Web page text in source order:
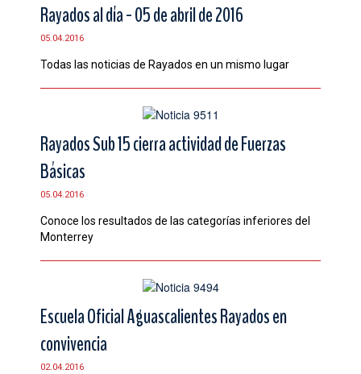
Rayados al día - 05 de abril de 2016
05.04.2016
Todas las noticias de ‪Rayados‬ en un mismo lugar
Rayados Sub 15 cierra actividad de Fuerzas
Básicas
05.04.2016
Conoce los resultados de las categorías inferiores del
Monterrey
Escuela Oficial Aguascalientes Rayados en
convivencia
02.04.2016